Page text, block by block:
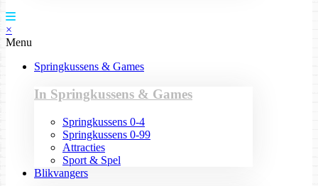
×
Menu
Springkussens & Games
In Springkussens & Games
Springkussens 0-4
Springkussens 0-99
Attracties
Sport & Spel
Blikvangers